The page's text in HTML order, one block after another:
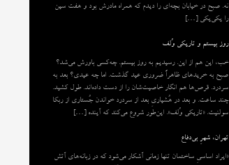
نه. صبح در خیابان بچه‌ای را دیدم که همراه مادرش بود و هفت سین
را یکی‌یکی […]
روز بیستم و تاریکی وُلف
خب، این هم از این. رسیدیم به روز بیستم. چه‌کسی باورش می‌شد؟
صبح به خریدهای ظاهراً ضروری عید گذشت. اما چه عیدی؟ بعد به
سردرد. قرص‌ها هم انگار خاصیت‌شان را از دست داده‌اند. طول کشید.
چند ساعت. و بعد در هُشیاریِ بعد از سردرد خواندن جُستاری از ربکا
سولنیت. «تاریکی وُلف». این‌طور شروع می‌‌کند که آینده […]
تهران، شهرِ بی‌دفاع
«ایراد اساسیِ ساختمان تنها زمانی آشکار می‌شود که در زبانه‌‌های آتش